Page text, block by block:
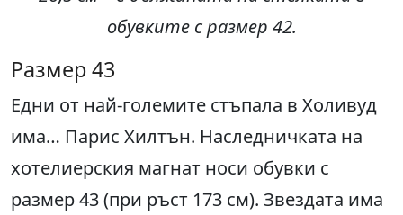
обувките с размер 42.
Размер 43
Едни от най-големите стъпала в Холивуд
има… Парис Хилтън. Наследничката на
хотелиерския магнат носи обувки с
размер 43 (при ръст 173 см). Звездата има